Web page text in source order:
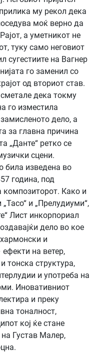
му рекол дека
моќ верно да
а уметникот не
туку само неговиот
сугестиите на Вагнер
го заменил со
од вториот став.
дека токму
го изместила
дело, а
за главна причина
„Данте“ ретко се
сцени.
била изведена во
година, под
композиторот. Како и
и „Прелудиуми“,
Лист инкорпориал
дело во кое
и
на ветер,
тонска структура,
и употреба на
Иновативниот
и преку
тоналност,
кој ќе стане
Густав Малер,